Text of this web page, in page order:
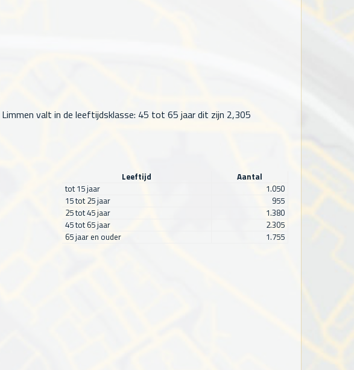
valt in de leeftijdsklasse: 45 tot 65 jaar dit zijn 2,305
Leeftijd
Aantal
tot 15 jaar
1.050
15 tot 25 jaar
955
25 tot 45 jaar
1.380
45 tot 65 jaar
2.305
65 jaar en ouder
1.755